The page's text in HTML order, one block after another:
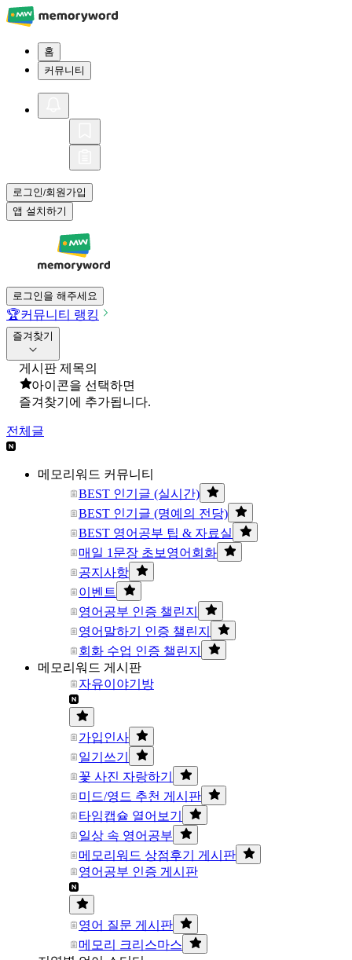
홈
커뮤니티
로그인/회원가입
앱 설치하기
로그인을 해주세요
🏆커뮤니티 랭킹
즐겨찾기
게시판 제목의
아이콘을 선택하면
즐겨찾기에 추가됩니다.
전체글
메모리워드 커뮤니티
BEST 인기글 (실시간)
BEST 인기글 (명예의 전당)
BEST 영어공부 팁 & 자료실
매일 1문장 초보영어회화
공지사항
이벤트
영어공부 인증 챌린지
영어말하기 인증 챌린지
회화 수업 인증 챌린지
메모리워드 게시판
자유이야기방
가입인사
일기쓰기
꽃 사진 자랑하기
미드/영드 추천 게시판
타임캡슐 열어보기
일상 속 영어공부
메모리워드 상점후기 게시판
영어공부 인증 게시판
영어 질문 게시판
메모리 크리스마스